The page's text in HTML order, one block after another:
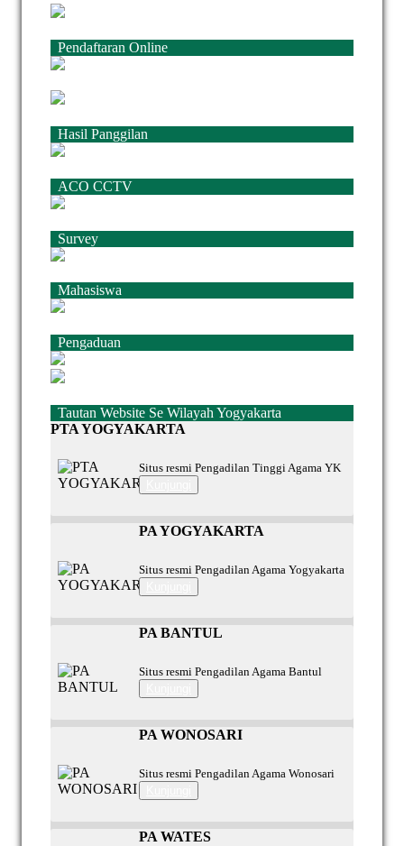
Pendaftaran Online
Hasil Panggilan
ACO CCTV
Survey
Mahasiswa
Pengaduan
Tautan Website Se Wilayah Yogyakarta
PTA YOGYAKARTA
Situs resmi Pengadilan Tinggi Agama YK
PA YOGYAKARTA
Situs resmi Pengadilan Agama Yogyakarta
PA BANTUL
Situs resmi Pengadilan Agama Bantul
PA WONOSARI
Situs resmi Pengadilan Agama Wonosari
PA WATES